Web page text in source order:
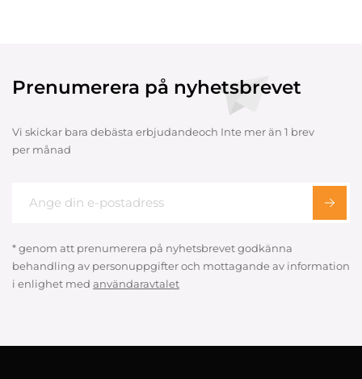
Prenumerera på nyhetsbrevet
Vi skickar bara debästa erbjudandeoch Inte mer än 1 brev
per månad
* genom att prenumerera på nyhetsbrevet godkänna
behandling av personuppgifter och mottagande av information
i enlighet med användaravtalet